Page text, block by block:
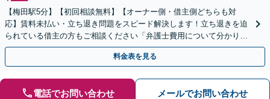
【梅田駅5分】【初回相談無料】【オーナー側・借主側どちらも対
応】賃料未払い・立ち退き問題をスピード解決します！立ち退きを迫
られている借主の方もご相談ください「弁護士費用について分かりや
すく説明」【休日・夜間相談可】【ビデオ面談対応】
料金表を見る
電話でお問い合わせ メールでお問い合わせ